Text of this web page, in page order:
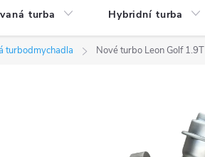
turba Hybridní turba
turbodmychadla Nové turbo Leon Golf